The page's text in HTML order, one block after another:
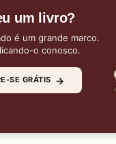
um livro?
é um grande marco.
o conosco.
SE GRÁTIS →